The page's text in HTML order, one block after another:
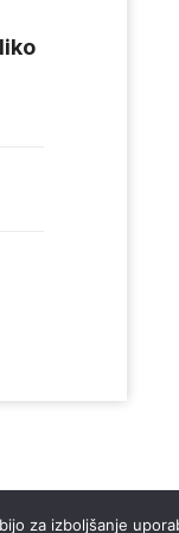
za izboljšanje